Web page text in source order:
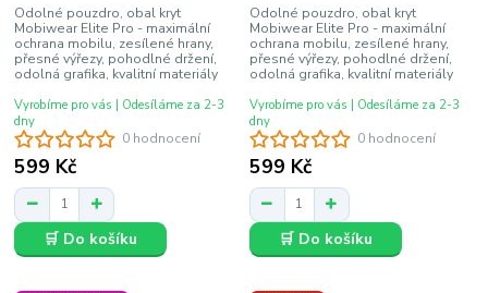
0 hodnocení
Odolné pouzdro, obal kryt
Mobiwear Elite Pro - maximální
ochrana mobilu, zesílené hrany,
přesné výřezy, pohodlné držení,
odolná grafika, kvalitní materiály
599 Kč
Vyrobíme pro vás | Odesíláme za 2-3
dny
🛒 Do košíku
0 hodnocení
Odolné pouzdro, obal kryt
Mobiwear Elite Pro - maximální
ochrana mobilu, zesílené hrany,
přesné výřezy, pohodlné držení,
odolná grafika, kvalitní materiály
599 Kč
Vyrobíme pro vás | Odesíláme za 2-3
dny
🛒 Do košíku